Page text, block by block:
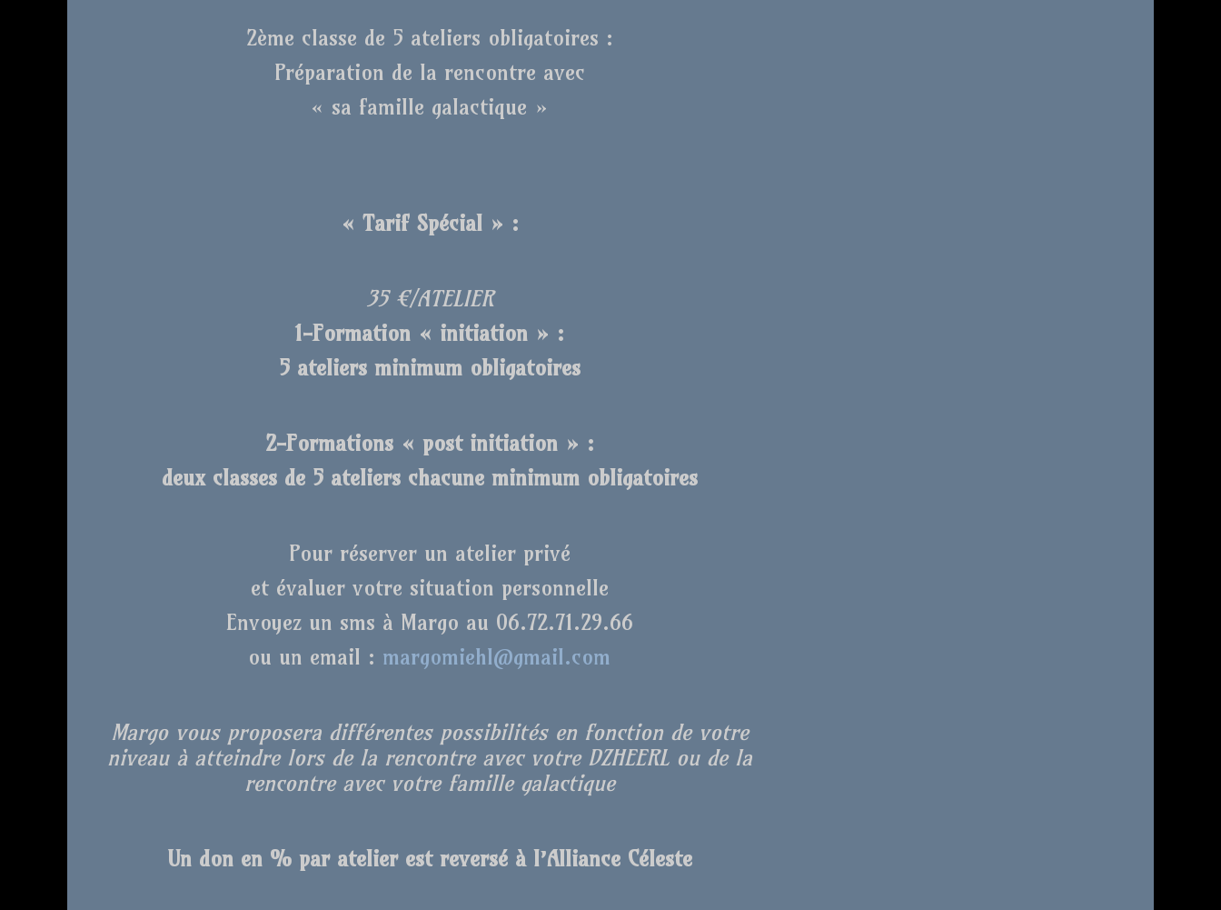
2ème classe de 5 ateliers obligatoires :
Préparation de la rencontre avec
« sa famille galactique »
« Tarif Spécial » :
35 €/ATELIER
1-Formation « initiation » :
5 ateliers minimum obligatoires
2-Formations « post initiation » :
deux classes de 5 ateliers chacune minimum obligatoires
Pour réserver un atelier privé
et évaluer votre situation personnelle
Envoyez un sms à Margo au 06.72.71.29.66
ou un email : margomiehl@gmail.com
Margo vous proposera différentes possibilités en fonction de votre
niveau à atteindre lors de la rencontre avec votre DZHEERL ou de la
rencontre avec votre famille galactique
Un don en % par atelier est reversé à l’Alliance Céleste